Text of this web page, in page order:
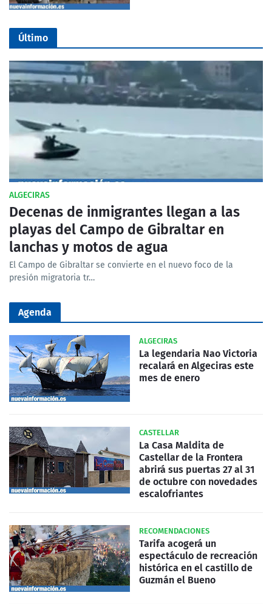
Último
ALGECIRAS
Decenas de inmigrantes llegan a las
playas del Campo de Gibraltar en
lanchas y motos de agua
El Campo de Gibraltar se convierte en el nuevo foco de la
presión migratoria tr…
Agenda
ALGECIRAS
La legendaria Nao Victoria
recalará en Algeciras este
mes de enero
CASTELLAR
La Casa Maldita de
Castellar de la Frontera
abrirá sus puertas 27 al 31
de octubre con novedades
escalofriantes
RECOMENDACIONES
Tarifa acogerá un
espectáculo de recreación
histórica en el castillo de
Guzmán el Bueno